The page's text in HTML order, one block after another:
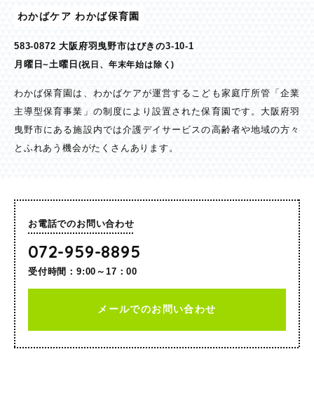
わかばケア わかば保育園
583-0872 大阪府羽曳野市はびきの3-10-1
月曜日~土曜日(祝日、年末年始は除く)
わかば保育園は、わかばケアが運営するこども家庭庁所管「企業
主導型保育事業」の制度により設置された保育園です。大阪府羽
曳野市にある施設内では介護デイサービスの高齢者や地域の方々
とふれあう機会がたくさんあります。
お電話でのお問い合わせ
072-959-8895
受付時間：9:00～17：00
メールでのお問い合わせ